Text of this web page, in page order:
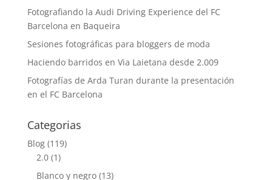
Fotografiando la Audi Driving Experience del FC
Barcelona en Baqueira
Sesiones fotográficas para bloggers de moda
Haciendo barridos en Via Laietana desde 2.009
Fotografías de Arda Turan durante la presentación
en el FC Barcelona
Categorias
Blog(119)
2.0(1)
Blanco y negro(13)